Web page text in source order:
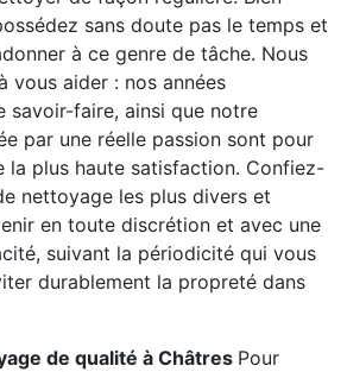
sans doute pas le temps et
à ce genre de tâche. Nous
vous aider : nos années
savoir-faire, ainsi que notre
par une réelle passion sont pour
la plus haute satisfaction. Confiez-
nettoyage les plus divers et
en toute discrétion et avec une
suivant la périodicité qui vous
durablement la propreté dans
de qualité à Châtres Pour